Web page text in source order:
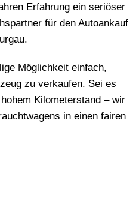
Erfahrung ein seriöser
für den Autoankauf
Möglichkeit einfach,
zu verkaufen. Sei es
Kilometerstand – wir
in einen fairen